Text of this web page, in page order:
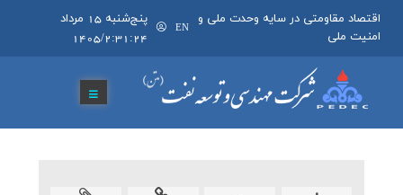
اقتصاد مقاومتی در سایه وحدت ملی و
امنیت ملی
EN
پنج‌شنبه 15 مرداد
1405/2:31:24